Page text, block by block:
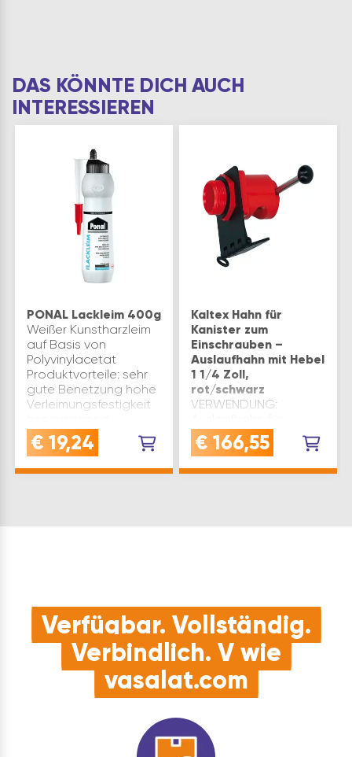
DAS KÖNNTE DICH AUCH
INTERESSIEREN
PONAL Lackleim 400g
Weißer Kunstharzleim
auf Basis von
Polyvinylacetat
Produktvorteile: sehr
gute Benetzung hohe
Verleimungsfestigkeit
geeignet für
Montageverleimung
€ 19,24
Kaltex Hahn für
Kanister zum
Einschrauben –
Auslaufhahn mit Hebel
1 1/4 Zoll,
rot/schwarz
VERWENDUNG:
Kanister und Eimer mit
Anschraubplatte -
€ 166,55
Verfügbar. Vollständig.
Verbindlich. V wie
vasalat.com